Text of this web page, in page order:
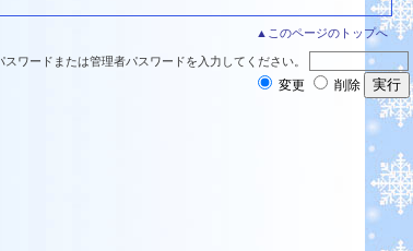
▲このページのトップへ
ワードまたは管理者パスワードを入力してください。
変更 削除